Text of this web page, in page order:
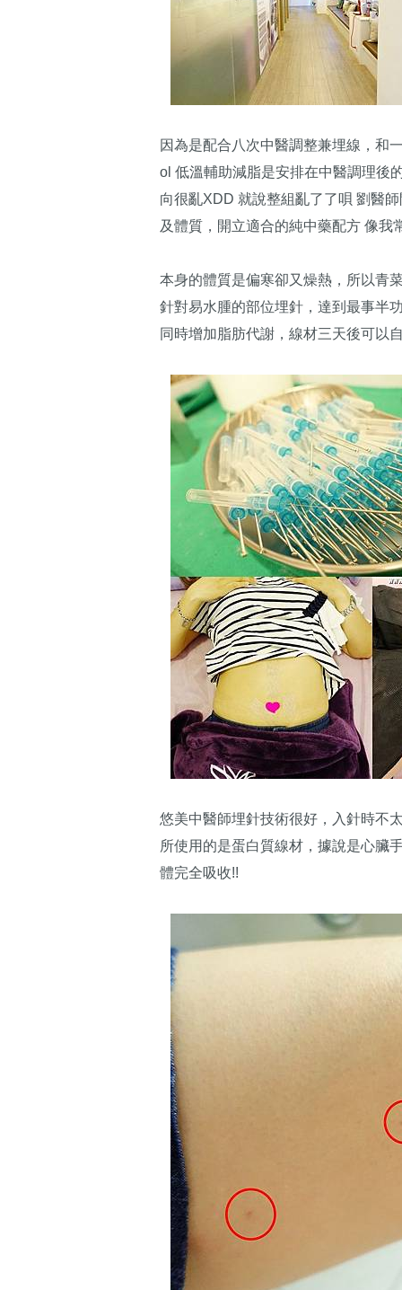
因為是配合八次中醫調整兼埋線，和
ol 低溫輔助減脂是安排在中醫調理後
向很亂XDD 就說整組亂了了唄 劉醫
及體質，開立適合的純中藥配方 像
本身的體質是偏寒卻又燥熱，所以青
針對易水腫的部位埋針，達到最事半
同時增加脂肪代謝，線材三天後可以
悠美中醫師埋針技術很好，入針時不
所使用的是蛋白質線材，據說是心臟
體完全吸收!!​